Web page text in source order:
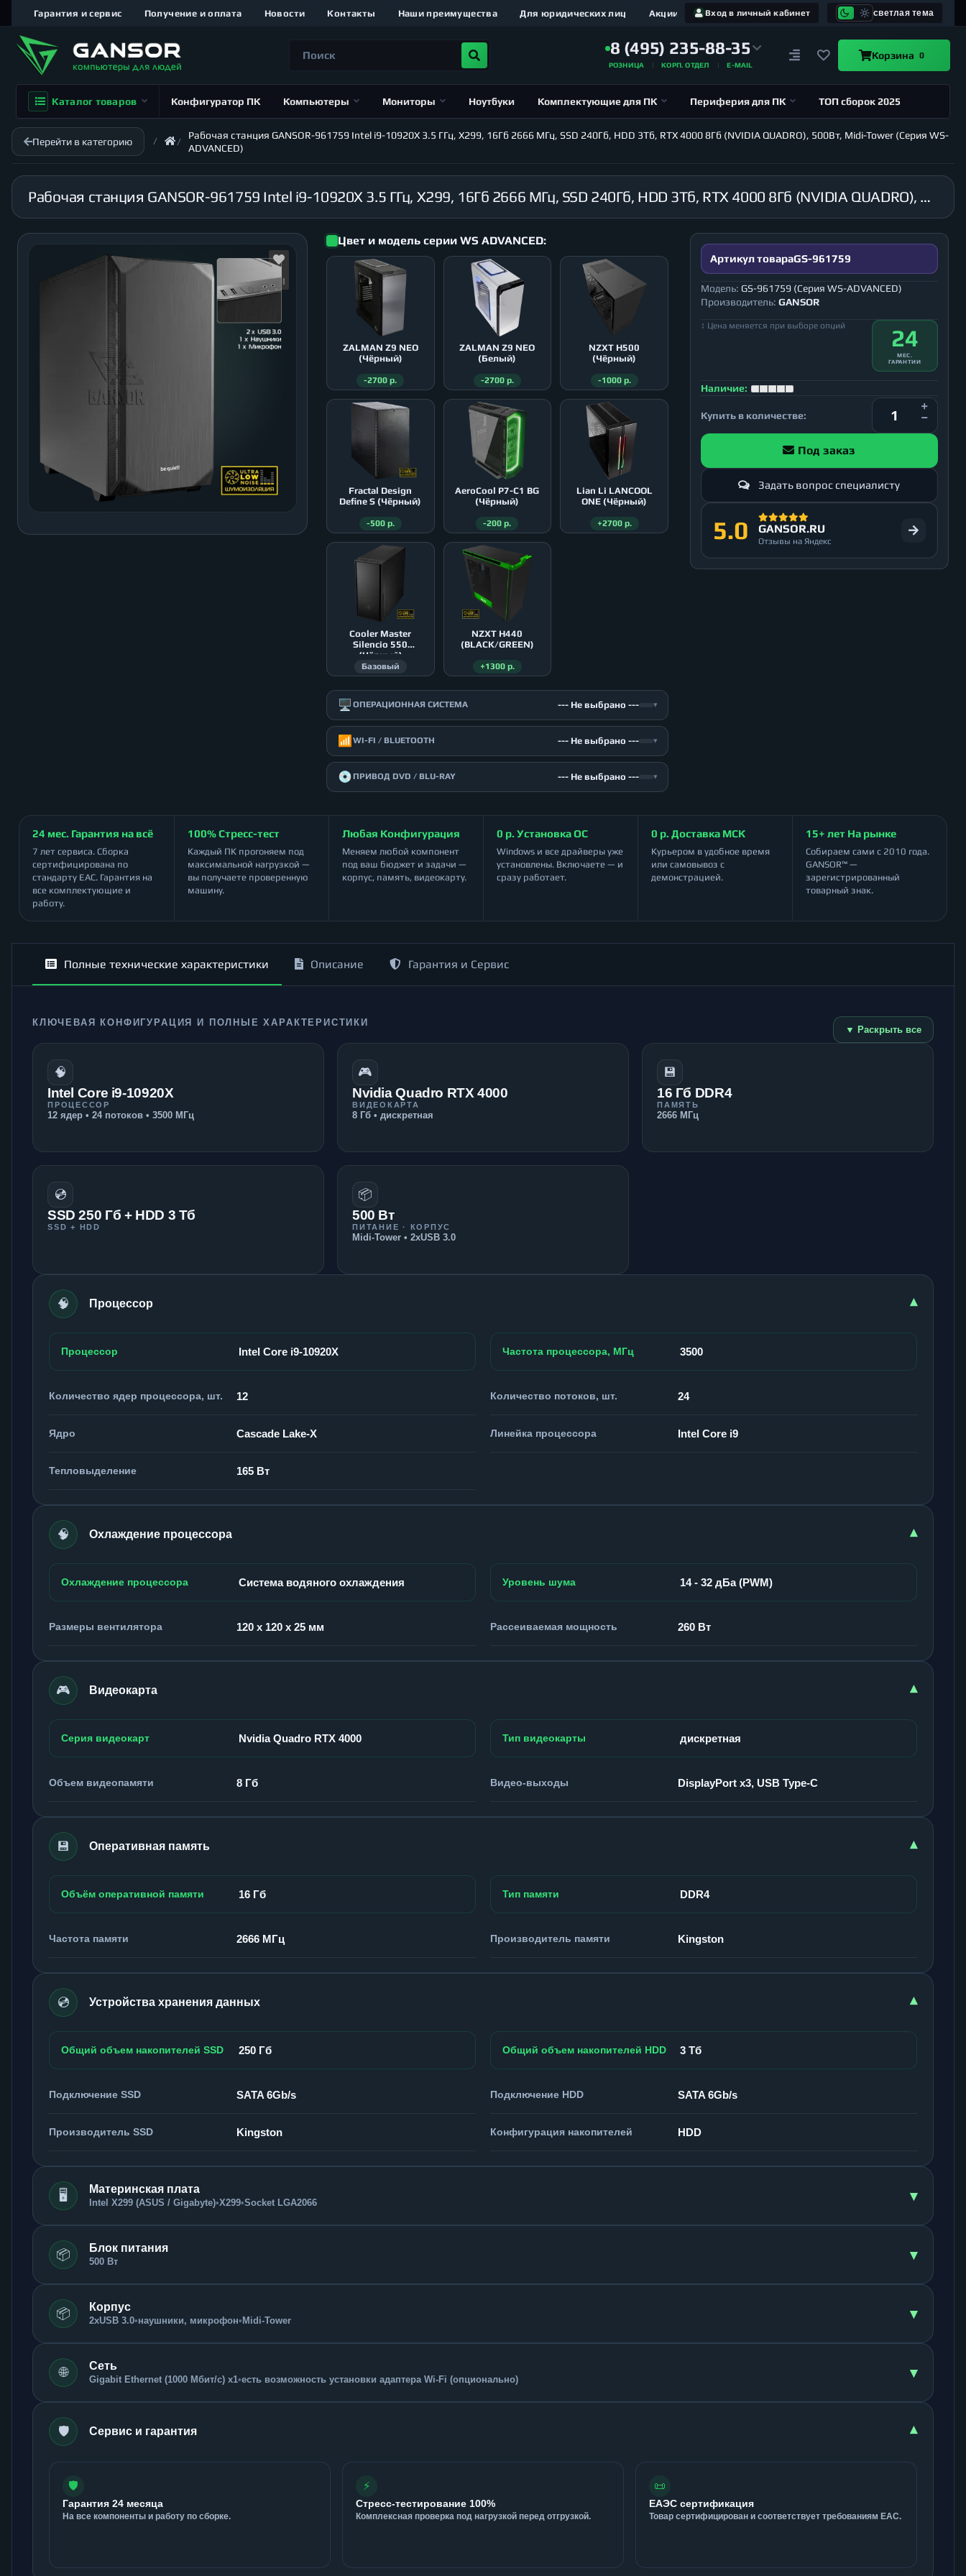
Вход в личный кабинет светлая тема
Гарантия и сервис Получение и оплата Новости Контакты Наши преимущества Для юридических лиц Акции
8 (495) 235-88-35
РОЗНИЦА КОРП. ОТДЕЛ E-MAIL
Корзина 0
Каталог товаров Конфигуратор ПК Компьютеры Мониторы Ноутбуки Комплектующие для ПК Периферия для ПК ТОП сборок 2025
Перейти в категорию
Рабочая станция GANSOR-961759 Intel i9-10920X 3.5 ГГц, X299, 16Гб 2666 МГц, SSD 240Гб, HDD 3Тб, RTX 4000 8Гб (NVIDIA QUADRO), 500Вт, Midi-Tower (Серия WS-
ADVANCED)
Рабочая станция GANSOR-961759 Intel i9-10920X 3.5 ГГц, X299, 16Гб 2666 МГц, SSD 240Гб, HDD 3Тб, RTX 4000 8Гб (NVIDIA QUADRO), 500Вт, Midi-Tower (Серия WS-ADVANCED)
Цвет и модель серии WS ADVANCED:
ZALMAN Z9 NEO
(Чёрный)
-2700 р.
ZALMAN Z9 NEO
(Белый)
-2700 р.
NZXT H500
(Чёрный)
-1000 р.
Fractal Design
Define S (Чёрный)
-500 р.
AeroСool P7-C1 BG
(Чёрный)
-200 р.
Lian Li LANCOOL
ONE (Чёрный)
+2700 р.
Cooler Master
Silencio 550
(Чёрный)
Базовый
NZXT H440
(BLACK/GREEN)
+1300 р.
🖥️ ОПЕРАЦИОННАЯ СИСТЕМА --- Не выбрано --- ▾
📶 WI-FI / BLUETOOTH --- Не выбрано --- ▾
💿 ПРИВОД DVD / BLU-RAY --- Не выбрано --- ▾
Артикул товараGS-961759
Модель: GS-961759 (Серия WS-ADVANCED)
Производитель: GANSOR
↕ Цена меняется при выборе опций 24
МЕС.
ГАРАНТИИ
Наличие:
Купить в количестве:
Под заказ
Задать вопрос специалисту
5.0 GANSOR.RU
Отзывы на Яндекс
24 мес. Гарантия на всё
7 лет сервиса. Сборка
сертифицирована по
стандарту ЕАС. Гарантия на
все комплектующие и
работу.
100% Стресс-тест
Каждый ПК прогоняем под
максимальной нагрузкой —
вы получаете проверенную
машину.
Любая Конфигурация
Меняем любой компонент
под ваш бюджет и задачи —
корпус, память, видеокарту.
0 р. Установка ОС
Windows и все драйверы уже
установлены. Включаете — и
сразу работает.
0 р. Доставка МСК
Курьером в удобное время
или самовывоз с
демонстрацией.
15+ лет На рынке
Собираем сами с 2010 года.
GANSOR™ —
зарегистрированный
товарный знак.
Полные технические характеристики Описание Гарантия и Сервис
КЛЮЧЕВАЯ КОНФИГУРАЦИЯ И ПОЛНЫЕ ХАРАКТЕРИСТИКИ
▼ Раскрыть все
🧠
Intel Core i9-10920X
ПРОЦЕССОР
12 ядер • 24 потоков • 3500 МГц
🎮
Nvidia Quadro RTX 4000
ВИДЕОКАРТА
8 Гб • дискретная
💾
16 Гб DDR4
ПАМЯТЬ
2666 МГц
💿
SSD 250 Гб + HDD 3 Тб
SSD + HDD
📦
500 Вт
ПИТАНИЕ · КОРПУС
Midi-Tower • 2xUSB 3.0
🧠 Процессор ▾
Процессор Intel Core i9-10920X Частота процессора, МГц 3500
Количество ядер процессора, шт. 12 Количество потоков, шт. 24
Ядро Cascade Lake-X Линейка процессора Intel Core i9
Тепловыделение 165 Вт
🧠 Охлаждение процессора ▾
Охлаждение процессора Система водяного охлаждения Уровень шума 14 - 32 дБа (PWM)
Размеры вентилятора 120 x 120 x 25 мм Рассеиваемая мощность 260 Вт
🎮 Видеокарта ▾
Серия видеокарт Nvidia Quadro RTX 4000 Тип видеокарты дискретная
Объем видеопамяти 8 Гб Видео-выходы DisplayPort x3, USB Type-C
💾 Оперативная память ▾
Объём оперативной памяти 16 Гб Тип памяти DDR4
Частота памяти 2666 МГц Производитель памяти Kingston
💿 Устройства хранения данных ▾
Общий объем накопителей SSD 250 Гб Общий объем накопителей HDD 3 Тб
Подключение SSD SATA 6Gb/s Подключение HDD SATA 6Gb/s
Производитель SSD Kingston Конфигурация накопителей HDD
🖥️ Материнская плата
Intel X299 (ASUS / Gigabyte)•X299•Socket LGA2066 ▾
📦 Блок питания
500 Вт ▾
📦 Корпус
2xUSB 3.0•наушники, микрофон• Midi-Tower ▾
🌐 Сеть
Gigabit Ethernet (1000 Мбит/с) x1•есть возможность установки адаптера Wi-Fi (опционально) ▾
🛡️ Сервис и гарантия ▾
🛡️
Гарантия 24 месяца
На все компоненты и работу по сборке.
⚡
Стресс-тестирование 100%
Комплексная проверка под нагрузкой перед отгрузкой.
📜
ЕАЭС сертификация
Товар сертифицирован и соответствует требованиям ЕАС.